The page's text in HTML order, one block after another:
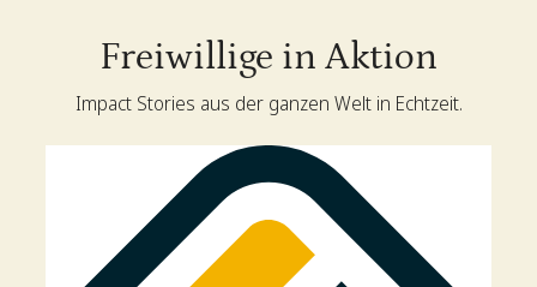
Freiwillige in Aktion
Impact Stories aus der ganzen Welt in Echtzeit.